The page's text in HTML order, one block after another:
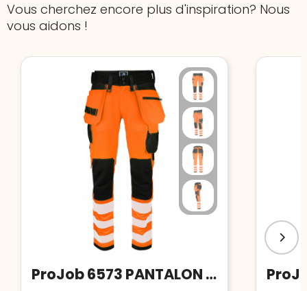
Vous cherchez encore plus d'inspiration? Nous
vous aidons !
ProJob 6573 PANTALON STRETCH - EN ISO 20471 CLASSE 2/1